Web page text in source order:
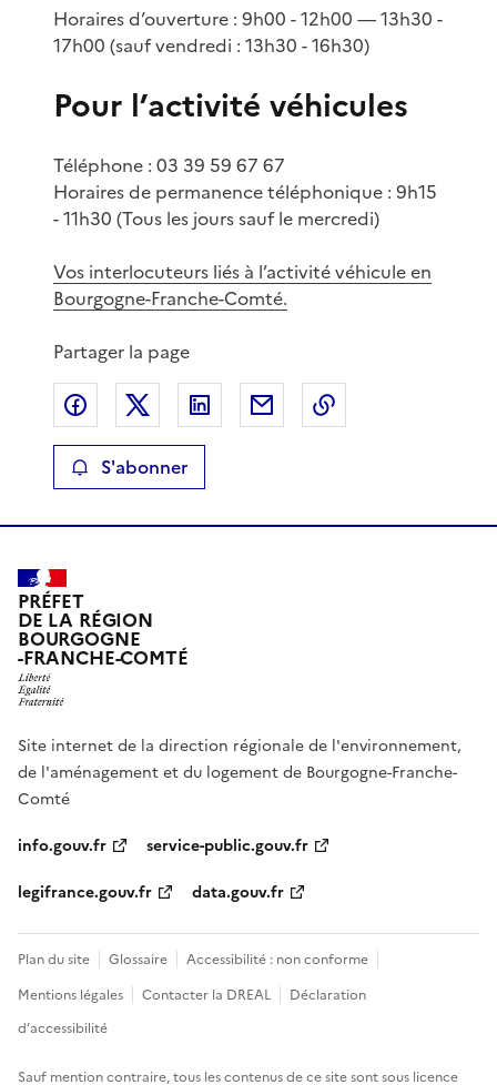
Horaires d’ouverture : 9h00 - 12h00 — 13h30 -
17h00 (sauf vendredi : 13h30 - 16h30)
Pour l’activité véhicules
Téléphone : 03 39 59 67 67
Horaires de permanence téléphonique : 9h15
- 11h30 (Tous les jours sauf le mercredi)
Vos interlocuteurs liés à l’activité véhicule en
Bourgogne-Franche-Comté.
Partager la page
Partager sur Facebook
Partager sur XPartager sur LinkedIn
Partager par email
S'abonner
PRÉFET
DE LA RÉGION
BOURGOGNE
-FRANCHE-COMTÉ
Site internet de la direction régionale de l'environnement,
de l'aménagement et du logement de Bourgogne-Franche-
Comté
info.gouv.fr
service-public.gouv.fr
legifrance.gouv.fr
data.gouv.fr
Plan du site Glossaire
Accessibilité : non conforme
Mentions légales
Contacter la DREAL
Déclaration
d’accessibilité
Sauf mention contraire, tous les contenus de ce site sont sous licence